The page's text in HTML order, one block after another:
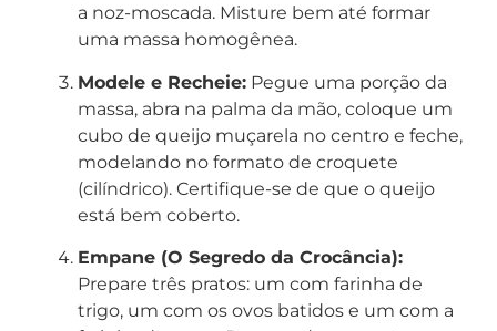
a noz-moscada. Misture bem até formar
uma massa homogênea.
Modele e Recheie: Pegue uma porção da
massa, abra na palma da mão, coloque um
cubo de queijo muçarela no centro e feche,
modelando no formato de croquete
(cilíndrico). Certifique-se de que o queijo
está bem coberto.
Empane (O Segredo da Crocância):
Prepare três pratos: um com farinha de
trigo, um com os ovos batidos e um com a